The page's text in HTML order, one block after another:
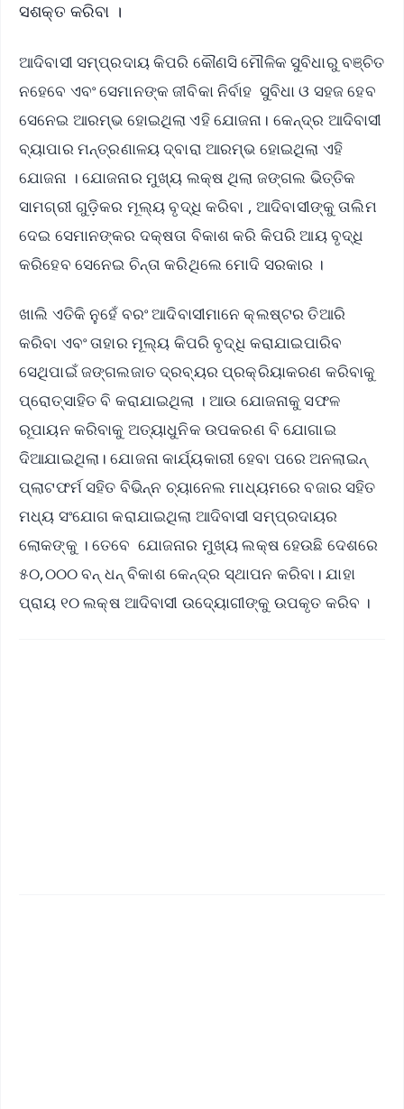
ସଶକ୍ତ କରିବା ।
ଆଦିବାସୀ ସମ୍ପ୍ରଦାୟ କିପରି କୌଣସି ମୌଳିକ ସୁବିଧାରୁ ବଞ୍ଚିତ
ନହେବେ ଏବଂ ସେମାନଙ୍କ ଜୀବିକା ନିର୍ବାହ ସୁବିଧା ଓ ସହଜ ହେବ
ସେନେଇ ଆରମ୍ଭ ହୋଇଥିଲା ଏହି ଯୋଜନା। କେନ୍ଦ୍ର ଆଦିବାସୀ
ବ୍ୟାପାର ମନ୍ତ୍ରଣାଳୟ ଦ୍ବାରା ଆରମ୍ଭ ହୋଇଥିଲା ଏହି
ଯୋଜନା । ଯୋଜନାର ମୁଖ୍ୟ ଲକ୍ଷ ଥିଲା ଜଙ୍ଗଲ ଭିତ୍ତିକ
ସାମଗ୍ରୀ ଗୁଡ଼ିକର ମୂଲ୍ୟ ବୃଦ୍ଧି କରିବା , ଆଦିବାସୀଙ୍କୁ ତାଲିମ
ଦେଇ ସେମାନଙ୍କର ଦକ୍ଷତା ବିକାଶ କରି କିପରି ଆୟ ବୃଦ୍ଧି
କରିହେବ ସେନେଇ ଚିନ୍ତା କରିଥିଲେ ମୋଦି ସରକାର ।
ଖାଲି ଏତିକି ନୁହେଁ ବରଂ ଆଦିବାସୀମାନେ କ୍ଲଷ୍ଟର ତିଆରି
କରିବା ଏବଂ ତାହାର ମୂଲ୍ୟ କିପରି ବୃଦ୍ଧି କରାଯାଇପାରିବ
ସେଥିପାଇଁ ଜଙ୍ଗଲଜାତ ଦ୍ରବ୍ୟର ପ୍ରକ୍ରିୟାକରଣ କରିବାକୁ
ପ୍ରୋତ୍ସାହିତ ବି କରାଯାଇଥିଲା । ଆଉ ଯୋଜନାକୁ ସଫଳ
ରୂପାୟନ କରିବାକୁ ଅତ୍ୟାଧୁନିକ ଉପକରଣ ବି ଯୋଗାଇ
ଦିଆଯାଇଥିଲା। ଯୋଜନା କାର୍ଯ୍ୟକାରୀ ହେବା ପରେ ଅନଲାଇନ୍
ପ୍ଲାଟଫର୍ମ ସହିତ ବିଭିନ୍ନ ଚ୍ୟାନେଲ ମାଧ୍ୟମରେ ବଜାର ସହିତ
ମଧ୍ୟ ସଂଯୋଗ କରାଯାଇଥିଲା ଆଦିବାସୀ ସମ୍ପ୍ରଦାୟର
ଲୋକଙ୍କୁ । ତେବେ ଯୋଜନାର ମୁଖ୍ୟ ଲକ୍ଷ ହେଉଛି ଦେଶରେ
୫୦,୦୦୦ ବନ୍ ଧନ୍ ବିକାଶ କେନ୍ଦ୍ର ସ୍ଥାପନ କରିବା। ଯାହା
ପ୍ରାୟ ୧୦ ଲକ୍ଷ ଆଦିବାସୀ ଉଦ୍ୟୋଗୀଙ୍କୁ ଉପକୃତ କରିବ ।